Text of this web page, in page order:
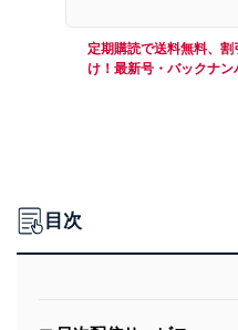
定期購読で送料無料、
け！最新号・バックナン
目次